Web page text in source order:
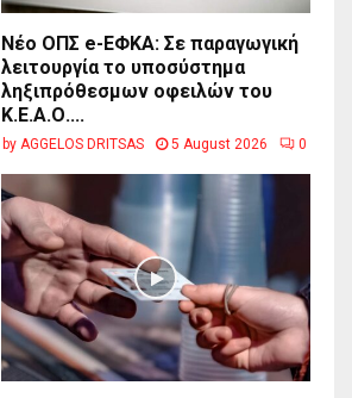
Νέο ΟΠΣ e-ΕΦΚΑ: Σε παραγωγική
λειτουργία το υποσύστημα
ληξιπρόθεσμων οφειλών του
Κ.Ε.Α.Ο....
by AGGELOS DRITSAS 5 August 2026 0